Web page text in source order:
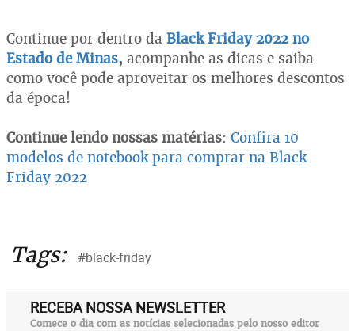
Continue por dentro da Black Friday 2022 no
Estado de Minas, acompanhe as dicas e saiba
como você pode aproveitar os melhores descontos
da época!
Continue lendo nossas matérias: Confira 10
modelos de notebook para comprar na Black
Friday 2022
Tags: #black-friday
RECEBA NOSSA NEWSLETTER
Comece o dia com as notícias selecionadas pelo nosso editor